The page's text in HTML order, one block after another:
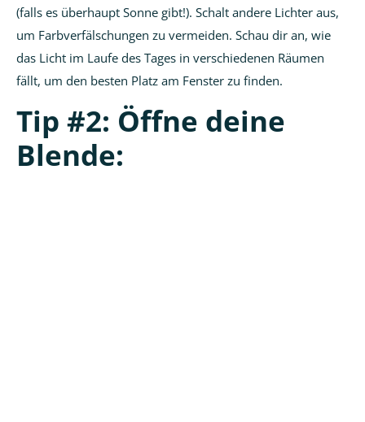
(falls es überhaupt Sonne gibt!). Schalt andere Lichter aus,
um Farbverfälschungen zu vermeiden. Schau dir an, wie
das Licht im Laufe des Tages in verschiedenen Räumen
fällt, um den besten Platz am Fenster zu finden.
Tip #2: Öffne deine
Blende: